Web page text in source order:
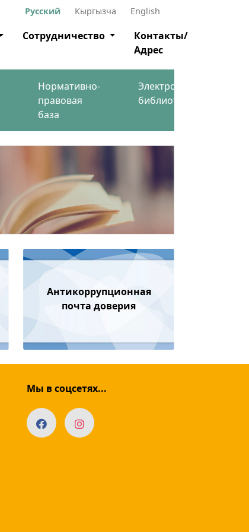
Русский Кыргызча English
Сотрудничество
Контакты/
Адрес
Нормативно-
правовая
база
Электронная
библиотека
Антикоррупционная
почта доверия
Мы в соцсетях...